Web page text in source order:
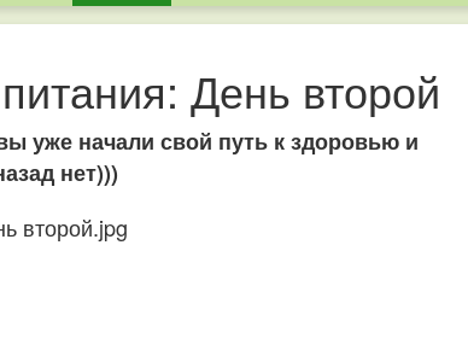
День второй
уже начали свой путь к здоровью и
нет)))